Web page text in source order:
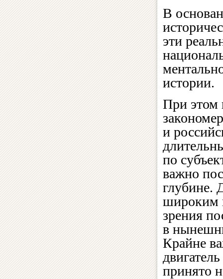
В
эти
истории.
При этом
и
по
важно
глубине.
широким
зрения
в
Крайне
принято